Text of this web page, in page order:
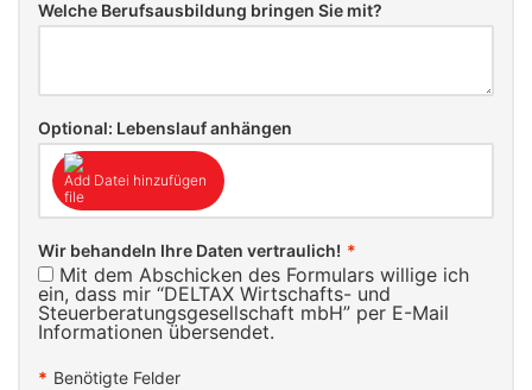
Welche Berufsausbildung bringen Sie mit?
Optional: Lebenslauf anhängen
Datei hinzufügen
Wir behandeln Ihre Daten vertraulich! *
Mit dem Abschicken des Formulars willige ich
ein, dass mir “DELTAX Wirtschafts- und
Steuerberatungsgesellschaft mbH” per E-Mail
Informationen übersendet.
* Benötigte Felder